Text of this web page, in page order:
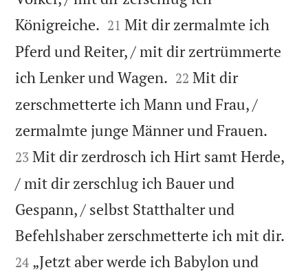
Königreiche. 

21 Mit dir zermalmte ich
Pferd und Reiter, / mit dir zertrümmerte
ich Lenker und Wagen. 

22 Mit dir
zerschmetterte ich Mann und Frau, /
zermalmte junge Männer und Frauen.
23 Mit dir zerdrosch ich Hirt samt Herde,
/ mit dir zerschlug ich Bauer und
Gespann, / selbst Statthalter und
Befehlshaber zerschmetterte ich mit dir.
24 „Jetzt aber werde ich Babylon und